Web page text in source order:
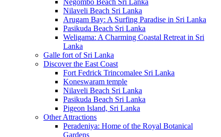
Negombo Beach Sri Lanka
Nilaveli Beach Sri Lanka
Arugam Bay: A Surfing Paradise in Sri Lanka
Pasikuda Beach Sri Lanka
Weligama: A Charming Coastal Retreat in Sri
Lanka
Galle fort of Sri Lanka
Discover the East Coast
Fort Fedrick Trincomalee Sri Lanka
Koneswaram temple
Nilaveli Beach Sri Lanka
Pasikuda Beach Sri Lanka
Pigeon Island, Sri Lanka
Other Attractions
Peradeniya: Home of the Royal Botanical
Gardens